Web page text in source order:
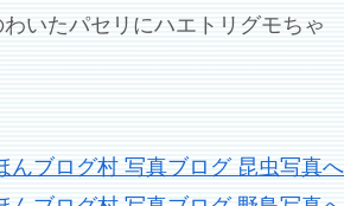
いたパセリにハエトリグモちゃ